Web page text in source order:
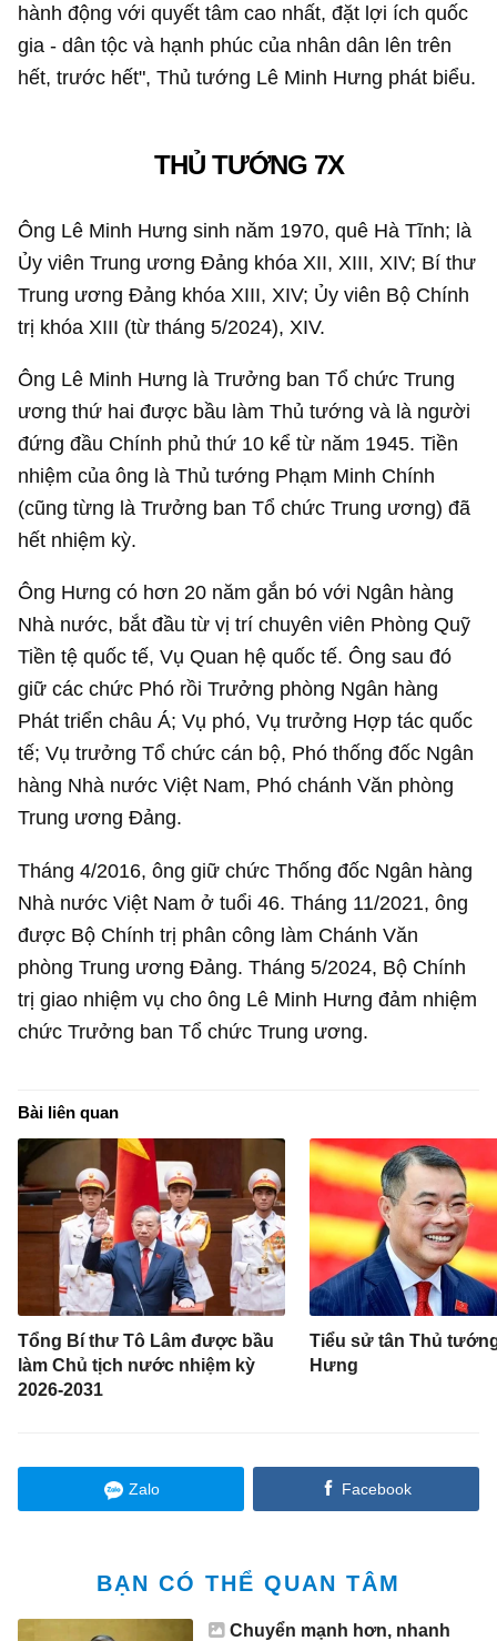
hành động với quyết tâm cao nhất, đặt lợi ích quốc
gia - dân tộc và hạnh phúc của nhân dân lên trên
hết, trước hết", Thủ tướng Lê Minh Hưng phát biểu.
THỦ TƯỚNG 7X
Ông Lê Minh Hưng sinh năm 1970, quê Hà Tĩnh; là
Ủy viên Trung ương Đảng khóa XII, XIII, XIV; Bí thư
Trung ương Đảng khóa XIII, XIV; Ủy viên Bộ Chính
trị khóa XIII (từ tháng 5/2024), XIV.
Ông Lê Minh Hưng là Trưởng ban Tổ chức Trung
ương thứ hai được bầu làm Thủ tướng và là người
đứng đầu Chính phủ thứ 10 kể từ năm 1945. Tiền
nhiệm của ông là Thủ tướng Phạm Minh Chính
(cũng từng là Trưởng ban Tổ chức Trung ương) đã
hết nhiệm kỳ.
Ông Hưng có hơn 20 năm gắn bó với Ngân hàng
Nhà nước, bắt đầu từ vị trí chuyên viên Phòng Quỹ
Tiền tệ quốc tế, Vụ Quan hệ quốc tế. Ông sau đó
giữ các chức Phó rồi Trưởng phòng Ngân hàng
Phát triển châu Á; Vụ phó, Vụ trưởng Hợp tác quốc
tế; Vụ trưởng Tổ chức cán bộ, Phó thống đốc Ngân
hàng Nhà nước Việt Nam, Phó chánh Văn phòng
Trung ương Đảng.
Tháng 4/2016, ông giữ chức Thống đốc Ngân hàng
Nhà nước Việt Nam ở tuổi 46. Tháng 11/2021, ông
được Bộ Chính trị phân công làm Chánh Văn
phòng Trung ương Đảng. Tháng 5/2024, Bộ Chính
trị giao nhiệm vụ cho ông Lê Minh Hưng đảm nhiệm
chức Trưởng ban Tổ chức Trung ương.
Bài liên quan
Tổng Bí thư Tô Lâm được bầu
làm Chủ tịch nước nhiệm kỳ
2026-2031
Tiểu sử tân Thủ
Hưng
Zalo Facebook
BẠN CÓ THỂ QUAN TÂM
Chuyển mạnh hơn, nhanh